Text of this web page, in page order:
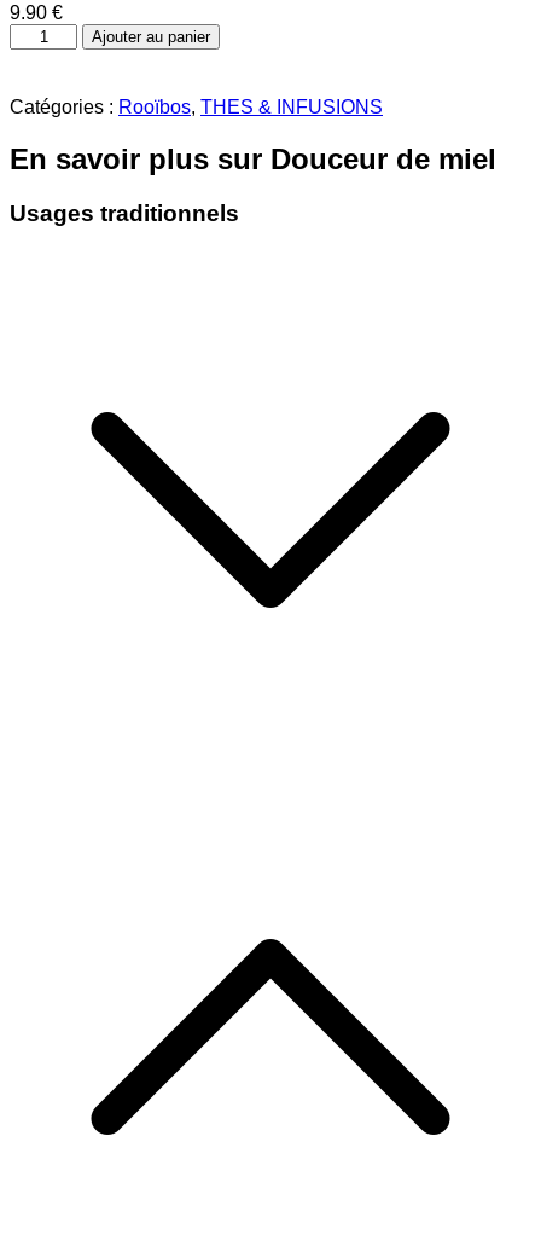
9.90 €
quantité
de
de
miel
Ajouter au panier
Catégories : Rooïbos, THES & INFUSIONS
En savoir plus sur Douceur de miel
Usages traditionnels